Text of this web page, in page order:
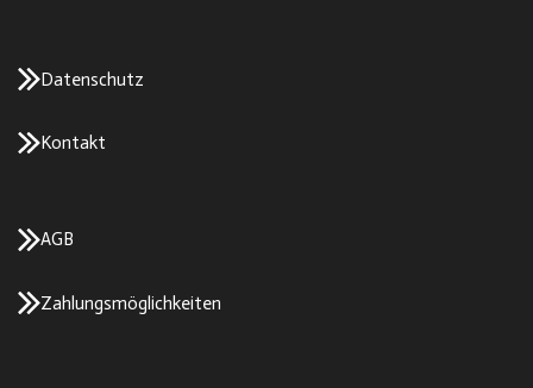
Datenschutz
Kontakt
AGB
Zahlungsmöglichkeiten